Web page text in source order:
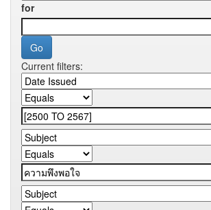
for
Current filters: